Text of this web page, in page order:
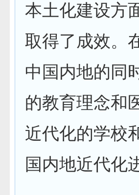
本土化建设方
取得了成效。
中国内地的同
的教育理念和
近代化的学校
国内地近代化